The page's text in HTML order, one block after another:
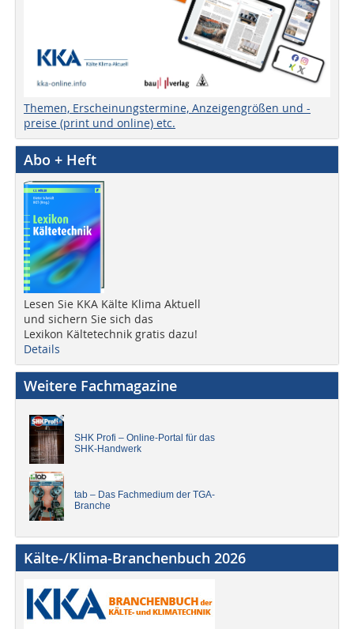
Themen, Erscheinungstermine, Anzeigengrößen und -
preise (print und online) etc.
Abo + Heft
Lesen Sie KKA Kälte Klima Aktuell
und sichern Sie sich das
Lexikon Kältetechnik gratis dazu!
Details
Weitere Fachmagazine
SHK Profi – Online-Portal für das
SHK-Handwerk
tab – Das Fachmedium der TGA-
Branche
Kälte-/Klima-Branchenbuch 2026